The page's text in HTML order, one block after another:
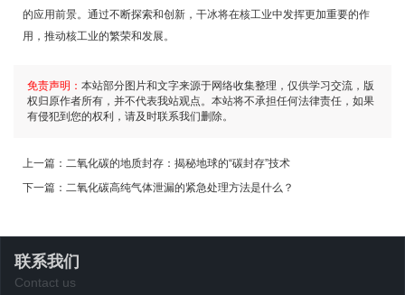
的应用前景。通过不断探索和创新，干冰将在核工业中发挥更加重要的作
用，推动核工业的繁荣和发展。
免责声明： 本站部分图片和文字来源于网络收集整理，仅供学习交流，版
权归原作者所有，并不代表我站观点。本站将不承担任何法律责任，如果
有侵犯到您的权利，请及时联系我们删除。
上一篇： 二氧化碳的地质封存：揭秘地球的“碳封存”技术
下一篇： 二氧化碳高纯气体泄漏的紧急处理方法是什么？
联系我们
Contact us